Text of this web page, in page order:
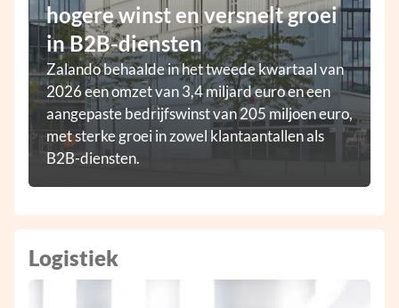
hogere winst en versnelt groei
in B2B-diensten
Zalando behaalde in het tweede kwartaal van
2026 een omzet van 3,4 miljard euro en een
aangepaste bedrijfswinst van 205 miljoen euro,
met sterke groei in zowel klantaantallen als
B2B-diensten.
Logistiek